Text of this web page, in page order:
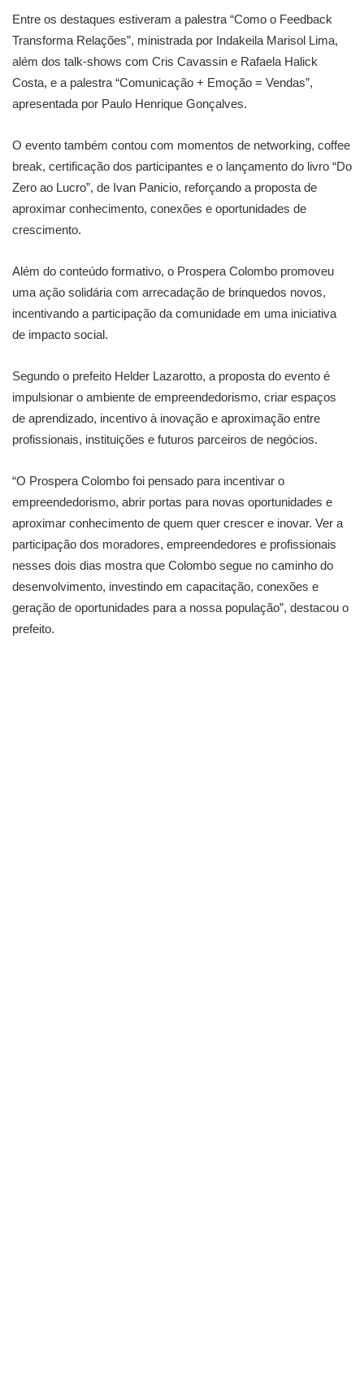
Entre os destaques estiveram a palestra “Como o Feedback
Transforma Relações”, ministrada por Indakeila Marisol Lima,
além dos talk-shows com Cris Cavassin e Rafaela Halick
Costa, e a palestra “Comunicação + Emoção = Vendas”,
apresentada por Paulo Henrique Gonçalves.
O evento também contou com momentos de networking, coffee
break, certificação dos participantes e o lançamento do livro “Do
Zero ao Lucro”, de Ivan Panicio, reforçando a proposta de
aproximar conhecimento, conexões e oportunidades de
crescimento.
Além do conteúdo formativo, o Prospera Colombo promoveu
uma ação solidária com arrecadação de brinquedos novos,
incentivando a participação da comunidade em uma iniciativa
de impacto social.
Segundo o prefeito Helder Lazarotto, a proposta do evento é
impulsionar o ambiente de empreendedorismo, criar espaços
de aprendizado, incentivo à inovação e aproximação entre
profissionais, instituições e futuros parceiros de negócios.
“O Prospera Colombo foi pensado para incentivar o
empreendedorismo, abrir portas para novas oportunidades e
aproximar conhecimento de quem quer crescer e inovar. Ver a
participação dos moradores, empreendedores e profissionais
nesses dois dias mostra que Colombo segue no caminho do
desenvolvimento, investindo em capacitação, conexões e
geração de oportunidades para a nossa população”, destacou o
prefeito.